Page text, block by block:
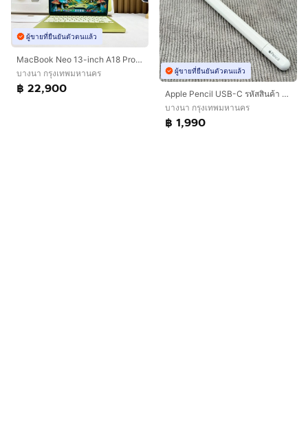
ผู้ขายที่ยืนยันตัวตนแล้ว
MacBook Neo 13-inch A18 Pro Ram8GB SSD512 Citrus รหัสสินค้า M003
บางนา กรุงเทพมหานคร
฿ 22,900
ผู้ขายที่ยืนยันตัวตนแล้ว
Apple Pencil USB-C รหัสสินค้า E022
บางนา กรุงเทพมหานคร
฿ 1,990